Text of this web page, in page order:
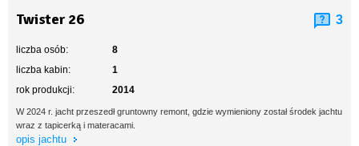
Twister 26 3
liczba osób:
8
liczba kabin:
1
rok produkcji:
2014
W 2024 r. jacht przeszedł gruntowny remont, gdzie wymieniony został środek jachtu
wraz z tapicerką i materacami.
opis jachtu